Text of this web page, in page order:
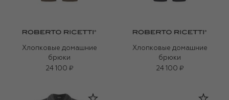
Хлопковые домашние
брюки
24 100 ₽
Хлопковые домашние
брюки
24 100 ₽